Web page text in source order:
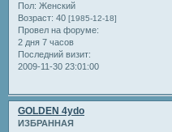
Пол: Женский
Возраст: 40 [1985-12-18]
Провел на форуме:
2 дня 7 часов
Последний визит:
2009-11-30 23:01:00
GOLDEN 4ydo
ИЗБРАННАЯ